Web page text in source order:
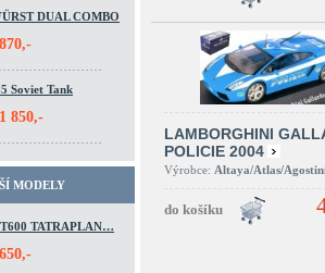
DUAL COMBO
870,-
Soviet Tank
1 850,-
MODELY
TATRAPLAN…
650,-
LAMBORGHINI
POLICIE 2004
Výrobce: Altaya/Atlas/